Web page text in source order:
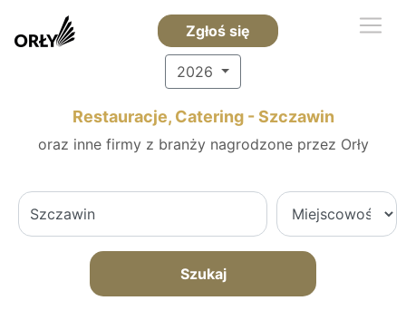
Zgłoś się
2026
Restauracje, Catering - Szczawin
oraz inne firmy z branży nagrodzone przez Orły
Szukaj